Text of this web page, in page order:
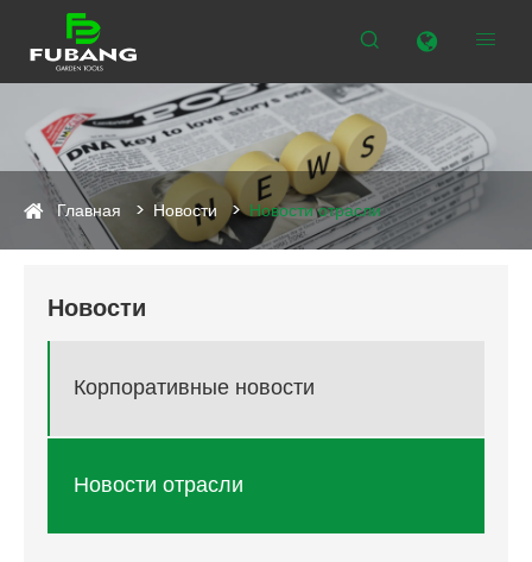
 
Главная Новости Новости отрасли
Новости
Корпоративные новости
Новости отрасли